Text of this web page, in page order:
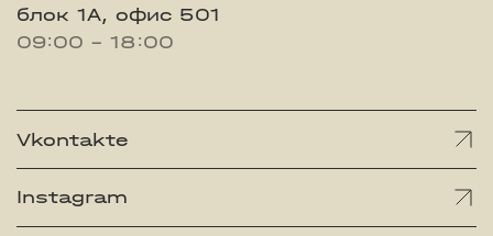
блок 1А, офис 501
09:00 - 18:00
Vkontakte
Instagram